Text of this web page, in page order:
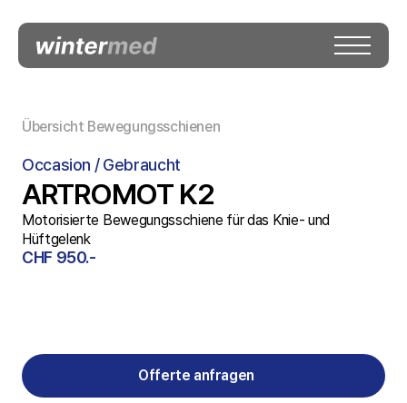
Übersicht Bewegungsschienen
Occasion / Gebraucht
ARTROMOT K2
Motorisierte Bewegungsschiene für das Knie- und
Hüftgelenk
CHF 950.-
Offerte anfragen